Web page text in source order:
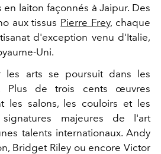
laiton façonnés à Jaipur. Des
aux tissus Pierre Frey, chaque
d'exception venu d'Italie,
Uni.
les arts se poursuit dans les
Plus de trois cents œuvres
les salons, les couloirs et les
signatures majeures de l'art
talents internationaux. Andy
Bridget Riley ou encore Victor